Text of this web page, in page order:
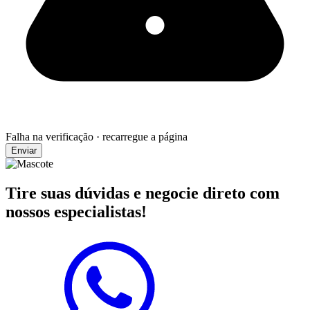
Falha na verificação · recarregue a página
Enviar
Tire suas dúvidas e negocie direto com
nossos especialistas!